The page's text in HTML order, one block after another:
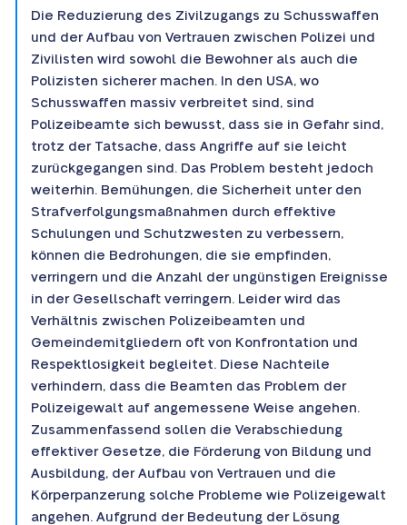
Die Reduzierung des Zivilzugangs zu Schusswaffen
und der Aufbau von Vertrauen zwischen Polizei und
Zivilisten wird sowohl die Bewohner als auch die
Polizisten sicherer machen. In den USA, wo
Schusswaffen massiv verbreitet sind, sind
Polizeibeamte sich bewusst, dass sie in Gefahr sind,
trotz der Tatsache, dass Angriffe auf sie leicht
zurückgegangen sind. Das Problem besteht jedoch
weiterhin. Bemühungen, die Sicherheit unter den
Strafverfolgungsmaßnahmen durch effektive
Schulungen und Schutzwesten zu verbessern,
können die Bedrohungen, die sie empfinden,
verringern und die Anzahl der ungünstigen Ereignisse
in der Gesellschaft verringern. Leider wird das
Verhältnis zwischen Polizeibeamten und
Gemeindemitgliedern oft von Konfrontation und
Respektlosigkeit begleitet. Diese Nachteile
verhindern, dass die Beamten das Problem der
Polizeigewalt auf angemessene Weise angehen.
Zusammenfassend sollen die Verabschiedung
effektiver Gesetze, die Förderung von Bildung und
Ausbildung, der Aufbau von Vertrauen und die
Körperpanzerung solche Probleme wie Polizeigewalt
angehen. Aufgrund der Bedeutung der Lösung